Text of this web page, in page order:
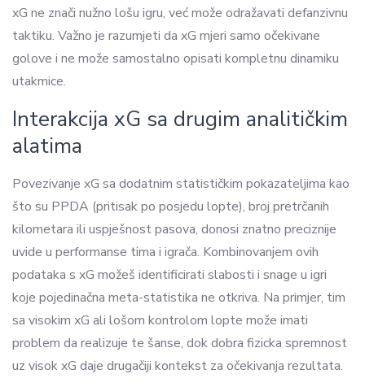
xG ne znači nužno lošu igru, već može odražavati defanzivnu
taktiku. Važno je razumjeti da xG mjeri samo očekivane
golove i ne može samostalno opisati kompletnu dinamiku
utakmice.
Interakcija xG sa drugim analitičkim
alatima
Povezivanje xG sa dodatnim statističkim pokazateljima kao
što su PPDA (pritisak po posjedu lopte), broj pretrčanih
kilometara ili uspješnost pasova, donosi znatno preciznije
uvide u performanse tima i igrača. Kombinovanjem ovih
podataka s xG možeš identificirati slabosti i snage u igri
koje pojedinačna meta-statistika ne otkriva. Na primjer, tim
sa visokim xG ali lošom kontrolom lopte može imati
problem da realizuje te šanse, dok dobra fizicka spremnost
uz visok xG daje drugačiji kontekst za očekivanja rezultata.